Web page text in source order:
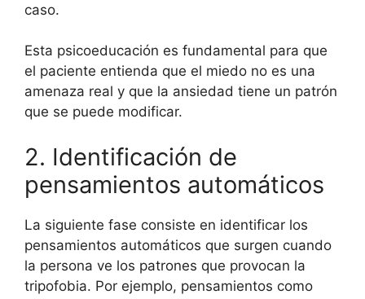
caso.
Esta psicoeducación es fundamental para que
el paciente entienda que el miedo no es una
amenaza real y que la ansiedad tiene un patrón
que se puede modificar.
2. Identificación de
pensamientos automáticos
La siguiente fase consiste en identificar los
pensamientos automáticos que surgen cuando
la persona ve los patrones que provocan la
tripofobia. Por ejemplo, pensamientos como